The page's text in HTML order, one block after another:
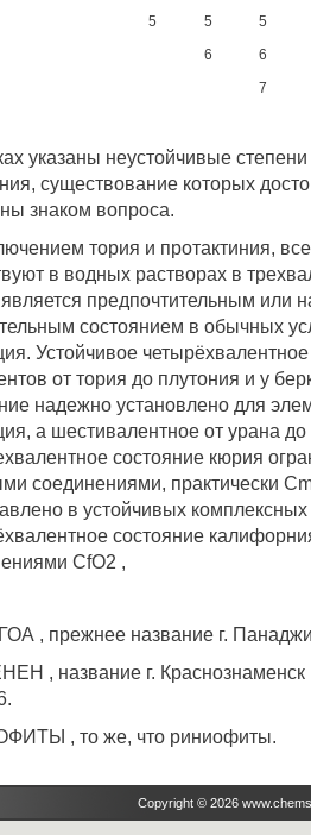
5
5
6
5
6
7
указаны неустойчивые
существование которых
знаком вопроса.
тория и протактиния,
в водных растворах в
предпочтительным или
состоянием в обычных
Устойчивое
от тория до плутония и у
надежно установлено для
а шестивалентное от урана
состояние кюрия
соединениями, практически
в устойчивых
состояние
CfO2 ,
, прежнее название г.
, название г. Краснознаменск
, то же, что риниофиты.
Copyright © 2026